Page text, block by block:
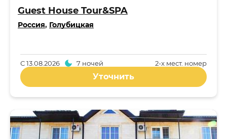
Guest House Tour&SPA
Россия, Голубицкая
2-x мест. номер
С13.08.2026 7 ночей
Уточнить